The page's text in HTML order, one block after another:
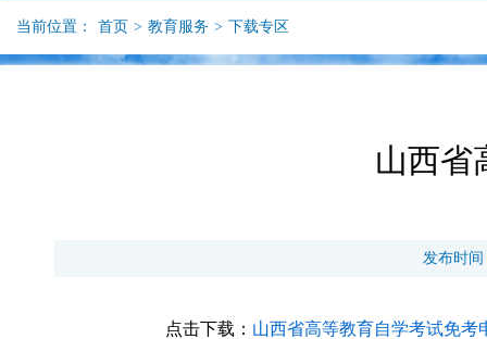
当前位置： 首页 > 教育服务 > 下载专区
山西省
发布时间
点击下载： 山西省高等教育自学考试免考